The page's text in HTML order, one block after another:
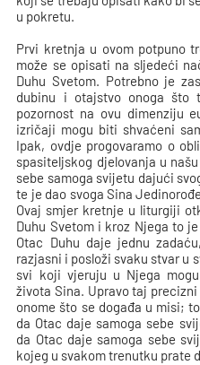
u pokretu.
Prvi kretnja u ovom potpuno
može se opisati na sljedeći
Duhu Svetom. Potrebno je
dubinu i otajstvo onoga što
pozornost na ovu dimenziju
izričaji mogu biti shvaćeni
Ipak, ovdje progovaramo o
spasiteljskog djelovanja u
sebe samoga svijetu dajući
te je dao svoga Sina
Ovaj smjer kretnje u liturgiji
Duhu Svetom i kroz Njega to
Otac Duhu daje jednu
razjasni i posloži svaku stvar u
svi koji vjeruju u Njega
života Sina. Upravo taj
onome što se događa u misi;
da Otac daje samoga sebe
da Otac daje samoga sebe
kojeg u svakom trenutku prate